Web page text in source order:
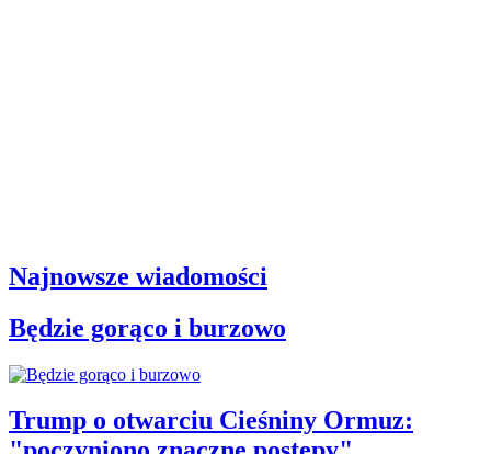
Najnowsze wiadomości
Będzie gorąco i burzowo
Trump o otwarciu Cieśniny Ormuz: